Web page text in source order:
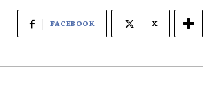
FACEBOOK X